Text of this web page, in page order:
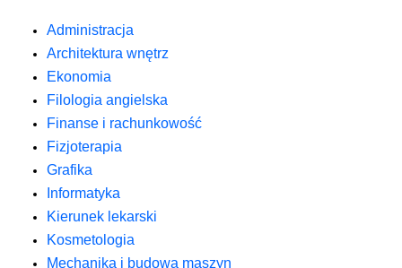
Administracja
Architektura wnętrz
Ekonomia
Filologia angielska
Finanse i rachunkowość
Fizjoterapia
Grafika
Informatyka
Kierunek lekarski
Kosmetologia
Mechanika i budowa maszyn